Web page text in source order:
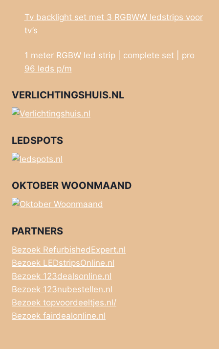
Tv backlight set met 3 RGBWW ledstrips voor
tv’s
1 meter RGBW led strip | complete set | pro
96 leds p/m
VERLICHTINGSHUIS.NL
LEDSPOTS
OKTOBER WOONMAAND
PARTNERS
Bezoek RefurbishedExpert.nl
Bezoek LEDstripsOnline.nl
Bezoek 123dealsonline.nl
Bezoek 123nubestellen.nl
Bezoek topvoordeeltjes.nl/
Bezoek fairdealonline.nl